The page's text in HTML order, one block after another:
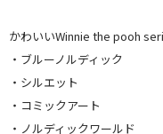
かわいいWinnie the pooh
・ブルーノルディック
・シルエット
・コミックアート
・ノルディックワールド